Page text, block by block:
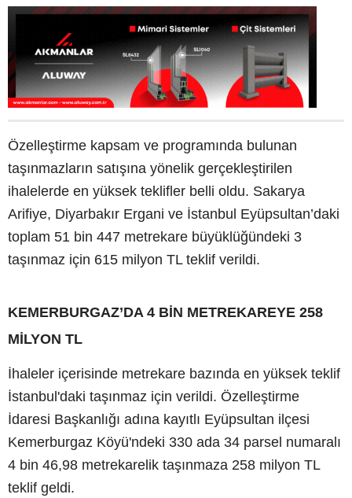
Özelleştirme kapsam ve programında bulunan
taşınmazların satışına yönelik gerçekleştirilen
ihalelerde en yüksek teklifler belli oldu. Sakarya
Arifiye, Diyarbakır Ergani ve İstanbul Eyüpsultan’daki
toplam 51 bin 447 metrekare büyüklüğündeki 3
taşınmaz için 615 milyon TL teklif verildi.
KEMERBURGAZ’DA 4 BİN METREKAREYE 258
MİLYON TL
İhaleler içerisinde metrekare bazında en yüksek teklif
İstanbul'daki taşınmaz için verildi. Özelleştirme
İdaresi Başkanlığı adına kayıtlı Eyüpsultan ilçesi
Kemerburgaz Köyü'ndeki 330 ada 34 parsel numaralı
4 bin 46,98 metrekarelik taşınmaza 258 milyon TL
teklif geldi.